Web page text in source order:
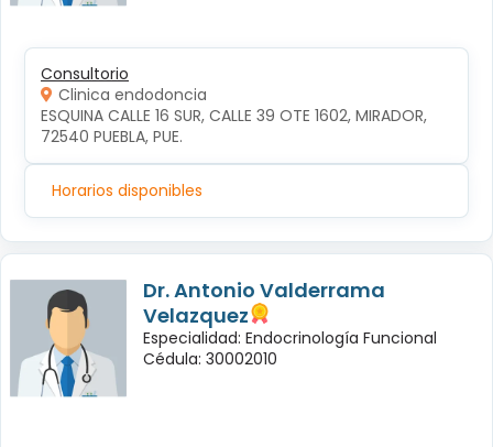
Consultorio
Clinica endodoncia
ESQUINA CALLE 16 SUR, CALLE 39 OTE 1602, MIRADOR,
72540 PUEBLA, PUE.
Horarios disponibles
Dr. Antonio Valderrama
Velazquez
Especialidad: Endocrinología Funcional
Cédula: 30002010